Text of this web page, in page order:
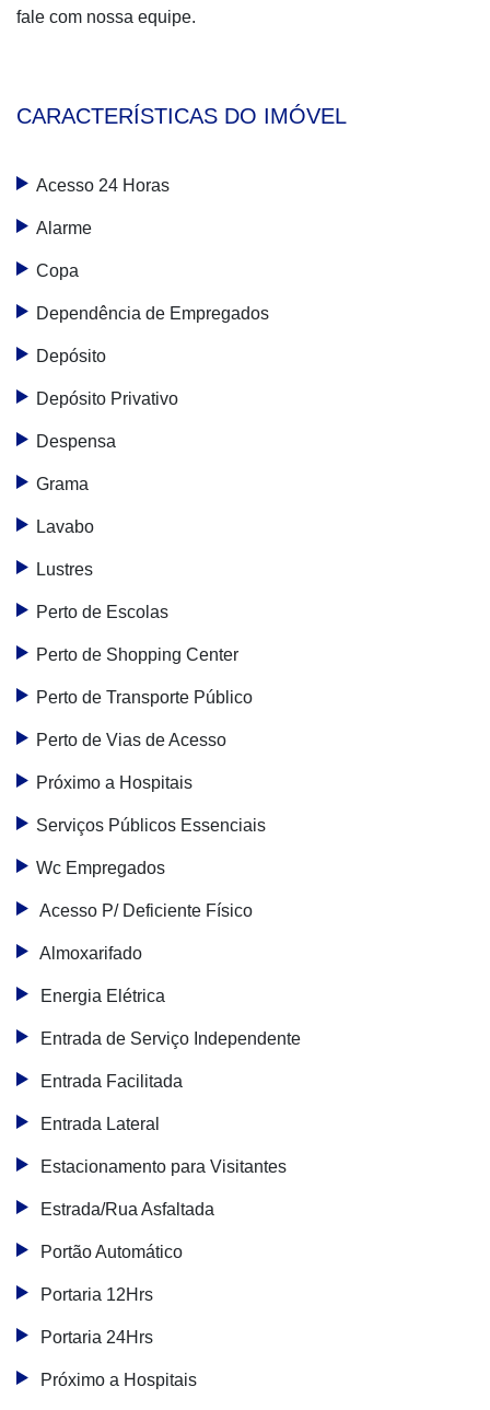
fale com nossa equipe.
CARACTERÍSTICAS DO IMÓVEL
Acesso 24 Horas
Alarme
Copa
Dependência de Empregados
Depósito
Depósito Privativo
Despensa
Grama
Lavabo
Lustres
Perto de Escolas
Perto de Shopping Center
Perto de Transporte Público
Perto de Vias de Acesso
Próximo a Hospitais
Serviços Públicos Essenciais
Wc Empregados
Acesso P/ Deficiente Físico
Almoxarifado
Energia Elétrica
Entrada de Serviço Independente
Entrada Facilitada
Entrada Lateral
Estacionamento para Visitantes
Estrada/Rua Asfaltada
Portão Automático
Portaria 12Hrs
Portaria 24Hrs
Próximo a Hospitais